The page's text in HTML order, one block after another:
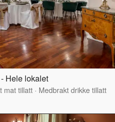
Hele lokalet
mat tillatt · Medbrakt drikke tillatt